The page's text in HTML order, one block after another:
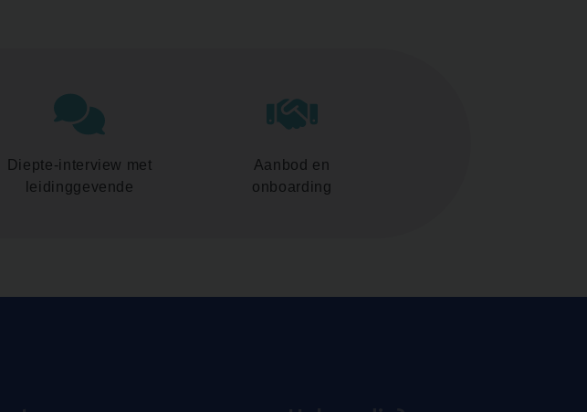
Diepte-interview met
leidinggevende
Aanbod en
onboarding